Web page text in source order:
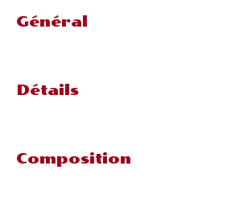
Général
Détails
Composition